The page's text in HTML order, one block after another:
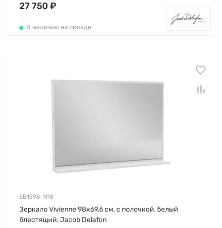
27 750 ₽
В наличии на складе
EB1598-N18
Зеркало Vivienne 98х69,6 см, с полочкой, белый
блестящий, Jacob Delafon